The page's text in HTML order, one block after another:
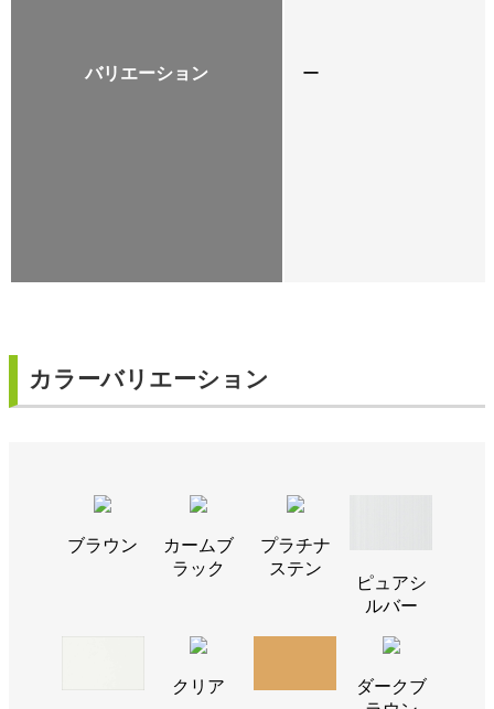
バリエーション ー
カラーバリエーション
ブラウン
カームブ
ラック
プラチナ
ステン
ピュアシ
ルバー
クリア
ダークブ